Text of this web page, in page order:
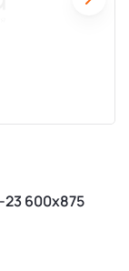
600х875